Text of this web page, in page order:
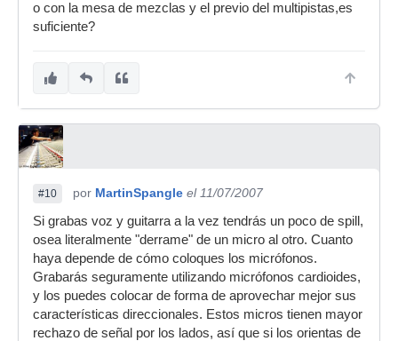
o con la mesa de mezclas y el previo del multipistas,es
suficiente?
#10 por MartinSpangle el 11/07/2007
Si grabas voz y guitarra a la vez tendrás un poco de spill,
osea literalmente "derrame" de un micro al otro. Cuanto
haya depende de cómo coloques los micrófonos.
Grabarás seguramente utilizando micrófonos cardioides,
y los puedes colocar de forma de aprovechar mejor sus
características direccionales. Estos micros tienen mayor
rechazo de señal por los lados, así que si los orientas de